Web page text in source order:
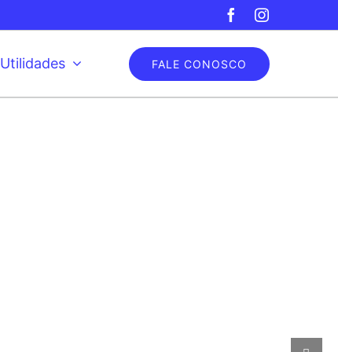
Facebook
Utilidades FALE CONOSCO